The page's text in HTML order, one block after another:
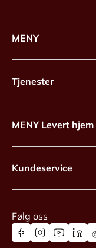
MENY
Tjenester
MENY Levert hjem
Kundeservice
Følg oss